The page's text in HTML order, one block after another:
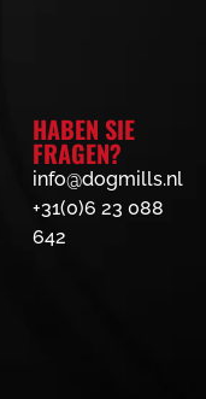
HABEN SIE
FRAGEN?
info@dogmills.nl
+31(0)6 23 088
642